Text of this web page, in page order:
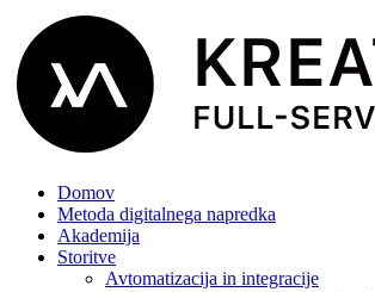
Domov
Metoda digitalnega napredka
Akademija
Storitve
Avtomatizacija in integracije